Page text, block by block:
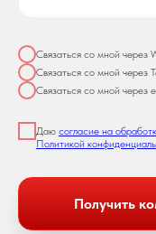
Связаться со мной через
Связаться со мной через
Связаться со мной через
Даю согласие на
Политикой
Получить